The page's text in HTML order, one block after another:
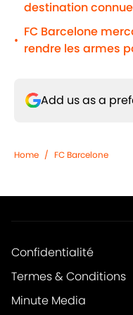
destination connue
•
FC Barcelone
rendre les armes
Add us as a
Home / FC Barcelone
Confidentialité
Termes & Conditions
Minute Media